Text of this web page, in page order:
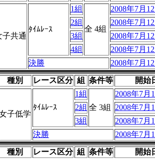
子共通
ﾀｲﾑﾚｰｽ
1組
全 4組
2008年7月
2組
2008年7月
3組
2008年7月
4組
2008年7月
決勝 2008年7月
種別 レース区分 組 条件等
開始
子低学
ﾀｲﾑﾚｰｽ
1組
全 3組
2008年7月
2組
2008年7月
3組
2008年7月
決勝 2008年7月
種別 レース区分 組 条件等
開始